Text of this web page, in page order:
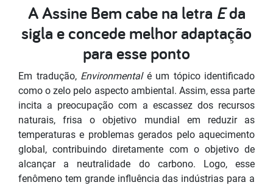
A Assine Bem cabe na letra Eda
sigla e concede melhor adaptação
para esse ponto
Em tradução,Environmental é um tópico identificado
como o zelo pelo aspecto ambiental. Assim, essa parte
incita a preocupação com a escassez dos recursos
naturais, frisa o objetivo mundial em reduzir as
temperaturas e problemas gerados pelo aquecimento
global, contribuindo diretamente com o objetivo de
alcançar a neutralidade do carbono. Logo, esse
fenômeno tem grande influência das indústrias para a